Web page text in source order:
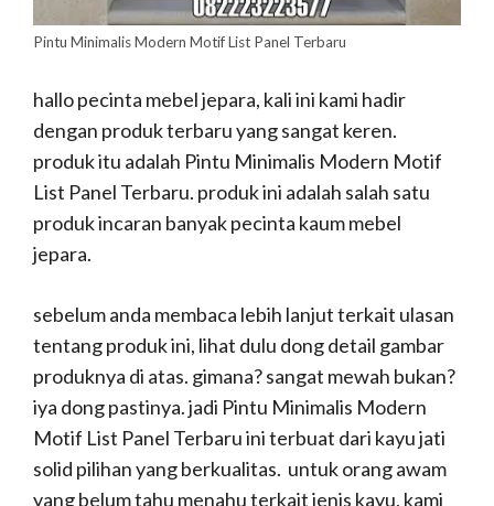
Pintu Minimalis Modern Motif List Panel Terbaru
hallo pecinta mebel jepara, kali ini kami hadir
dengan produk terbaru yang sangat keren.
produk itu adalah Pintu Minimalis Modern Motif
List Panel Terbaru. produk ini adalah salah satu
produk incaran banyak pecinta kaum mebel
jepara.
sebelum anda membaca lebih lanjut terkait ulasan
tentang produk ini, lihat dulu dong detail gambar
produknya di atas. gimana? sangat mewah bukan?
iya dong pastinya. jadi Pintu Minimalis Modern
Motif List Panel Terbaru ini terbuat dari kayu jati
solid pilihan yang berkualitas. untuk orang awam
yang belum tahu menahu terkait jenis kayu, kami